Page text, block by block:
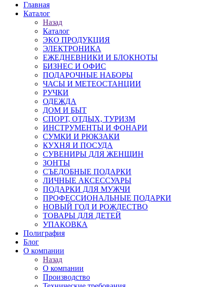
Главная
Каталог
Назад
Каталог
ЭКО ПРОДУКЦИЯ
ЭЛЕКТРОНИКА
ЕЖЕДНЕВНИКИ И БЛОКНОТЫ
БИЗНЕС И ОФИС
ПОДАРОЧНЫЕ НАБОРЫ
ЧАСЫ И МЕТЕОСТАНЦИИ
РУЧКИ
ОДЕЖДА
ДОМ И БЫТ
СПОРТ, ОТДЫХ, ТУРИЗМ
ИНСТРУМЕНТЫ И ФОНАРИ
СУМКИ И РЮКЗАКИ
КУХНЯ И ПОСУДА
СУВЕНИРЫ ДЛЯ ЖЕНЩИН
ЗОНТЫ
СЪЕДОБНЫЕ ПОДАРКИ
ЛИЧНЫЕ АКСЕССУАРЫ
ПОДАРКИ ДЛЯ МУЖЧИ
ПРОФЕССИОНАЛЬНЫЕ ПОДАРКИ
НОВЫЙ ГОД И РОЖДЕСТВО
ТОВАРЫ ДЛЯ ДЕТЕЙ
УПАКОВКА
Полиграфия
Блог
О компании
Назад
О компании
Производство